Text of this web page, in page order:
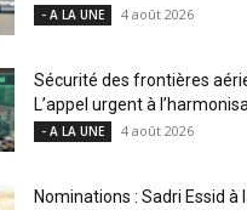
- A LA UNE 4 août 2026
Sécurité des frontières
L’appel urgent à
- A LA UNE 4 août 2026
Nominations : Sadri Essid à